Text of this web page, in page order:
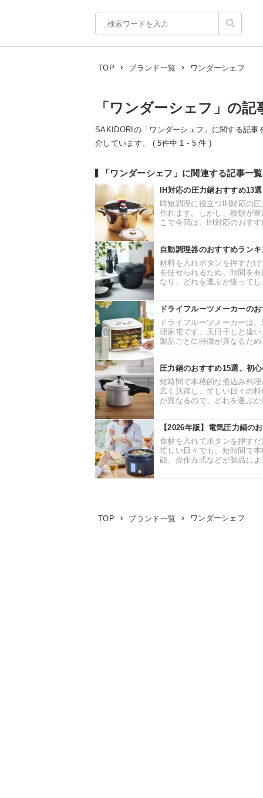
TOP ブランド一覧 ワンダーシェフ
「ワンダーシェフ」の記
SAKIDORIの「ワンダーシェフ」に関する記
介しています。 ( 5件中 1 - 5 件 )
「ワンダーシェフ」に関連する記事一覧
IH対応の圧力鍋おすすめ13
時短調理に役立つIH対応の
作れます。しかし、種類が
こで今回は、IH対応のおす
自動調理器のおすすめラン
材料を入れボタンを押すだ
を任せられるため、時間を
なり、どれを選ぶか迷って
ドライフルーツメーカーの
ドライフルーツメーカーは
理家電です。天日干しと違
製品ごとに特徴が異なるた
圧力鍋のおすすめ15選。初
短時間で本格的な煮込み料
広く活躍し、忙しい日々の
が異なるので、どれを選ぶ
【2026年版】電気圧力鍋の
食材を入れてボタンを押す
忙しい日々でも、短時間で
能、操作方式などが製品に
TOP ブランド一覧 ワンダーシェフ